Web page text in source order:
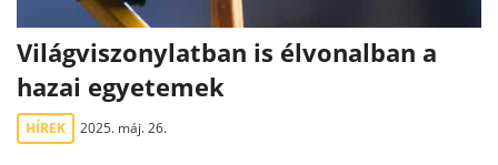
Világviszonylatban is élvonalban a
hazai egyetemek
HÍREK 2025. máj. 26.